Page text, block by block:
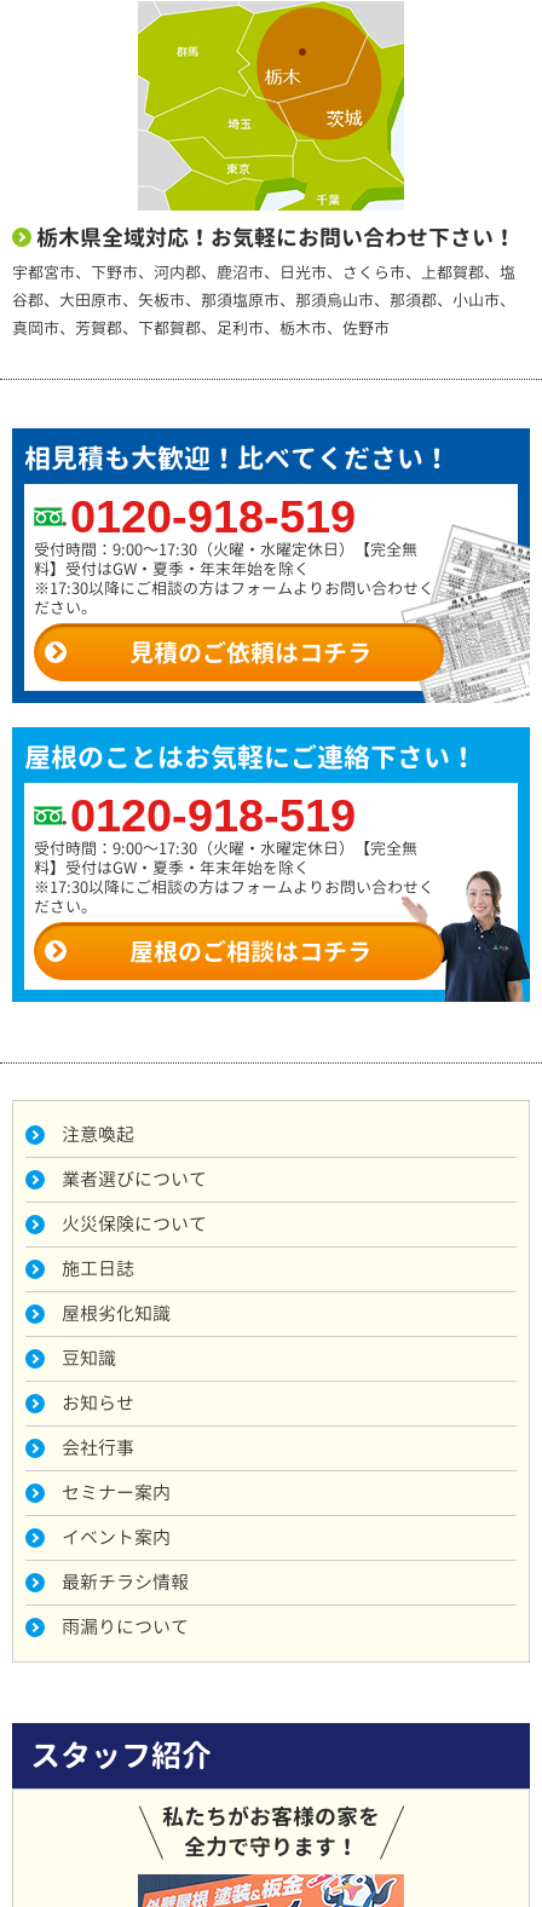
栃木県全域対応！お気軽にお問い合わせ下さい！
宇都宮市、下野市、河内郡、鹿沼市、日光市、さくら市、上都賀郡、塩
谷郡、大田原市、矢板市、那須塩原市、那須烏山市、那須郡、小山市、
真岡市、芳賀郡、下都賀郡、足利市、栃木市、佐野市
相見積も大歓迎！比べてください！
0120-918-519
受付時間：9:00～17:30（火曜・水曜定休日）
【完全無
料】受付はGW・夏季・年末年始を除く
※17:30以降にご相談の方はフォームよりお問い合わせく
ださい。
見積のご依頼はコチラ
屋根のことはお気軽にご連絡下さい！
0120-918-519
受付時間：9:00～17:30（火曜・水曜定休日）
【完全無
料】受付はGW・夏季・年末年始を除く
※17:30以降にご相談の方はフォームよりお問い合わせく
ださい。
屋根のご相談はコチラ
注意喚起
業者選びについて
火災保険について
施工日誌
屋根劣化知識
豆知識
お知らせ
会社行事
セミナー案内
イベント案内
最新チラシ情報
雨漏りについて
スタッフ紹介
私たちがお客様の家を
全力で守ります！